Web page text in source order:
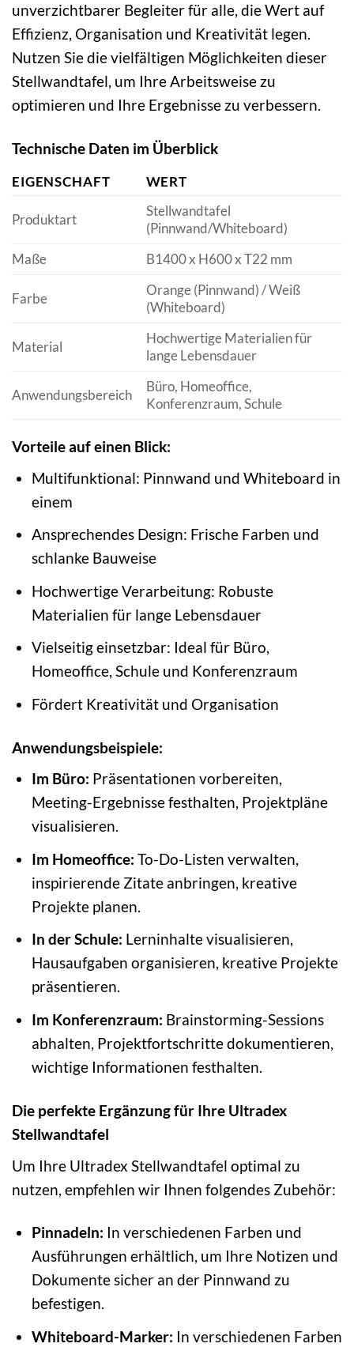
unverzichtbarer Begleiter für alle, die Wert auf
Effizienz, Organisation und Kreativität legen.
Nutzen Sie die vielfältigen Möglichkeiten dieser
Stellwandtafel, um Ihre Arbeitsweise zu
optimieren und Ihre Ergebnisse zu verbessern.
Technische Daten im Überblick
EIGENSCHAFT WERT
Produktart
Stellwandtafel
(Pinnwand/Whiteboard)
Maße
B1400 x H600 x T22 mm
Farbe
Orange (Pinnwand) / Weiß
(Whiteboard)
Material
Hochwertige Materialien für
lange Lebensdauer
Anwendungsbereich
Büro, Homeoffice,
Konferenzraum, Schule
Vorteile auf einen Blick:
Multifunktional: Pinnwand und Whiteboard in
einem
Ansprechendes Design: Frische Farben und
schlanke Bauweise
Hochwertige Verarbeitung: Robuste
Materialien für lange Lebensdauer
Vielseitig einsetzbar: Ideal für Büro,
Homeoffice, Schule und Konferenzraum
Fördert Kreativität und Organisation
Anwendungsbeispiele:
Im Büro: Präsentationen vorbereiten,
Meeting-Ergebnisse festhalten, Projektpläne
visualisieren.
Im Homeoffice: To-Do-Listen verwalten,
inspirierende Zitate anbringen, kreative
Projekte planen.
In der Schule: Lerninhalte visualisieren,
Hausaufgaben organisieren, kreative Projekte
präsentieren.
Im Konferenzraum: Brainstorming-Sessions
abhalten, Projektfortschritte dokumentieren,
wichtige Informationen festhalten.
Die perfekte Ergänzung für Ihre Ultradex
Stellwandtafel
Um Ihre Ultradex Stellwandtafel optimal zu
nutzen, empfehlen wir Ihnen folgendes Zubehör:
Pinnadeln: In verschiedenen Farben und
Ausführungen erhältlich, um Ihre Notizen und
Dokumente sicher an der Pinnwand zu
befestigen.
Whiteboard-Marker: In verschiedenen Farben